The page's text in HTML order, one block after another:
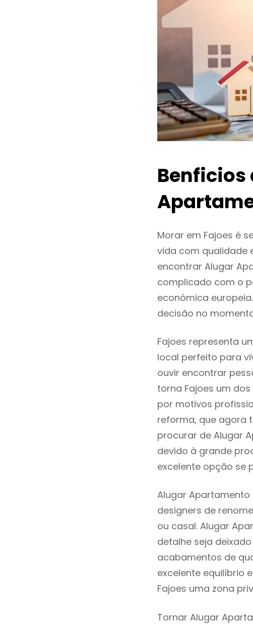
Benficios
Morar em Fajoes é
vida com qualidade
encontrar Alugar
complicado com o
económica
decisão no
Fajoes representa
local perfeito para
ouvir encontrar
torna Fajoes um
por motivos
reforma, que agora
procurar de Alugar
devido à grande
excelente opção se
Alugar
designers de
ou casal. Alugar
detalhe seja
acabamentos de
excelente equilíbrio
Fajoes uma zona
Tornar Alugar